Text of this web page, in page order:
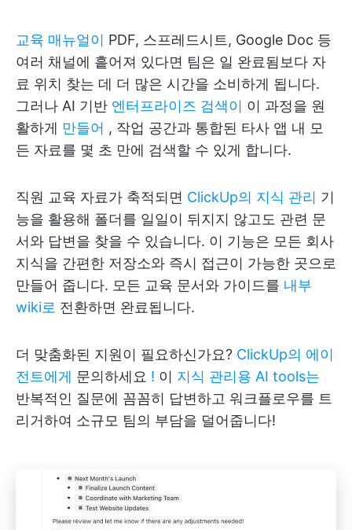
교육 매뉴얼이 PDF, 스프레드시트, Google Doc 등
여러 채널에 흩어져 있다면 팀은 일 완료됨보다 자
료 위치 찾는 데 더 많은 시간을 소비하게 됩니다.
그러나 AI 기반 엔터프라이즈 검색이 이 과정을 원
활하게 만들어 , 작업 공간과 통합된 타사 앱 내 모
든 자료를 몇 초 만에 검색할 수 있게 합니다.
직원 교육 자료가 축적되면 ClickUp의 지식 관리 기
능을 활용해 폴더를 일일이 뒤지지 않고도 관련 문
서와 답변을 찾을 수 있습니다. 이 기능은 모든 회사
지식을 간편한 저장소와 즉시 접근이 가능한 곳으로
만들어 줍니다. 모든 교육 문서와 가이드를 내부
wiki로 전환하면 완료됩니다.
더 맞춤화된 지원이 필요하신가요? ClickUp의 에이
전트에게 문의하세요 ! 이 지식 관리용 AI tools는
반복적인 질문에 꼼꼼히 답변하고 워크플로우를 트
리거하여 소규모 팀의 부담을 덜어줍니다!